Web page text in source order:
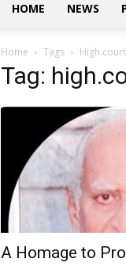
HOME NEWS
Home Tags
Tag:
A Homage to